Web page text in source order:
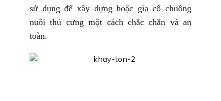
sử dụng để xây dựng hoặc gia cố chuồng
nuôi thú cưng một cách chắc chắn và an
toàn.